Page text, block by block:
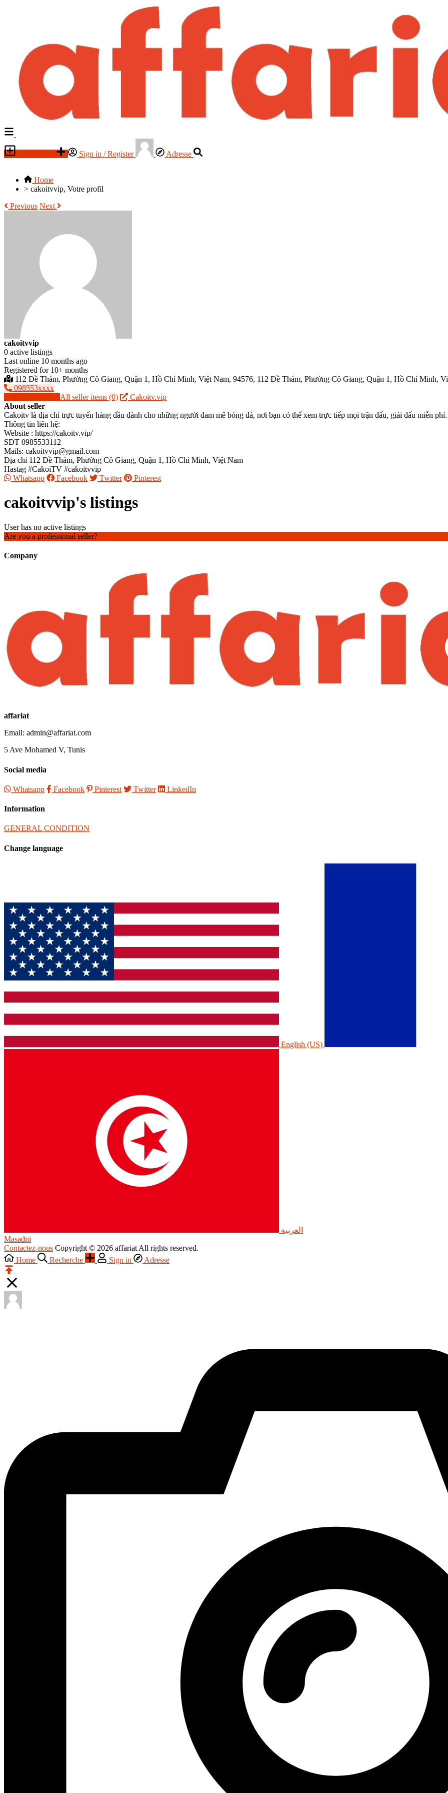
Sign in / Register Adresse
Home
> cakoitvvip, Votre profil
Previous Next
cakoitvvip
0 active listings
Last online 10 months ago
Registered for 10+ months
112 Đề Thám, Phường Cô Giang, Quận 1, Hồ Chí Minh, Việt Nam, 94576, 112 Đề Thám, Phường Cô Giang, Quận 1, Hồ Chí Minh,
098553xxxx
All seller items (0)
Cakoitv.vip
About seller
Cakoitv là địa chỉ trực tuyến hàng đầu dành cho những người đam mê bóng đá, nơi bạn có thể xem trực tiếp mọi trận đấu, giải đấu miễn phí.
Thông tin liên hệ:
Website : https://cakoitv.vip/
SĐT 0985533112
Mails: cakoitvvip@gmail.com
Địa chỉ 112 Đề Thám, Phường Cô Giang, Quận 1, Hồ Chí Minh, Việt Nam
Hastag #CakoiTV #cakoitvvip
Whatsapp
Facebook Twitter Pinterest
cakoitvvip's listings
User has no active listings
Are you a professional seller?
Company
affariat
Email: admin@affariat.com
5 Ave Mohamed V, Tunis
Social media
Whatsapp Facebook Pinterest Twitter LinkedIn
Information
GENERAL CONDITION
Change language
English (US)‎
Masadni
Contactez-nous Copyright © 2026 affariat All rights reserved.
Home
Recherche Sign in Adresse